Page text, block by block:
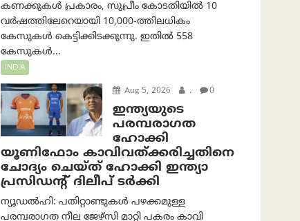
കണക്കുകൾ പ്രകാരം, സുപ്രീം കോടതിയിൽ 10
വർഷത്തിലേറെയായി 10,000-ത്തിലധികം
കേസുകൾ കെട്ടിക്കിടക്കുന്നു. ഇതിൽ 558
കേസുകൾ...
INDIA
Aug 5, 2026 . 0
ഇന്ത്യയുടെ
പരമ്പരാഗത
ഹോക്കി
യൂണിഫോം കാവിവത്ക്കരിച്ചതിനെ
ചോദ്യം ചെയ്ത് ഹോക്കി ഇന്ത്യാ
പ്രസിഡന്റ് ദിലീപ് ടര്‍ക്കി
ന്യൂഡൽഹി: പതിറ്റാണ്ടുകൾ പഴക്കമുള്ള
പരമ്പരാഗത നീല ജേഴ്‌സി മാറ്റി പകരം കാവി